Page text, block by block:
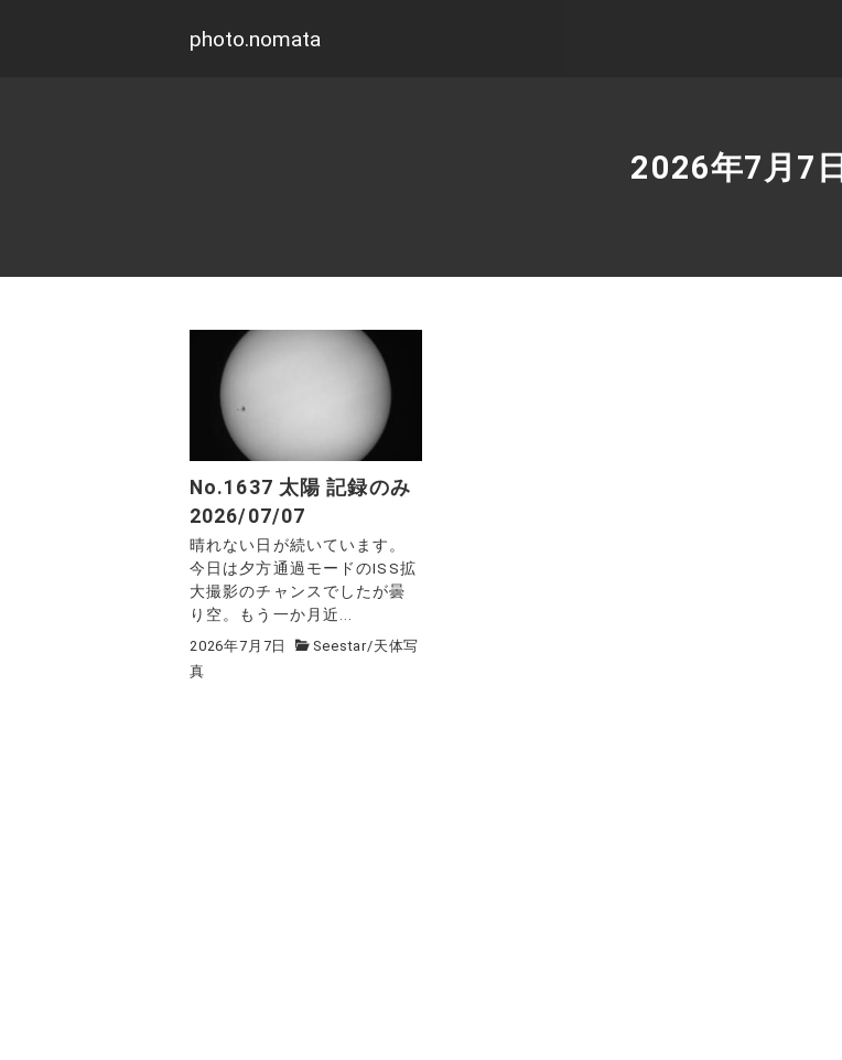
photo.nomata
2026年7月7日
No.1637 太陽 記録のみ
2026/07/07
晴れない日が続いています。
今日は夕方通過モードのISS拡
大撮影のチャンスでしたが曇
り空。もう一か月近...
2026年7月7日 Seestar/天体写
真